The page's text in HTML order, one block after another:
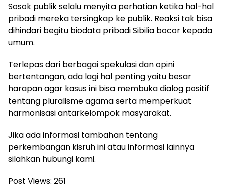
Sosok publik selalu menyita perhatian ketika hal-hal
pribadi mereka tersingkap ke publik. Reaksi tak bisa
dihindari begitu biodata pribadi Sibilia bocor kepada
umum.
Terlepas dari berbagai spekulasi dan opini
bertentangan, ada lagi hal penting yaitu besar
harapan agar kasus ini bisa membuka dialog positif
tentang pluralisme agama serta memperkuat
harmonisasi antarkelompok masyarakat.
Jika ada informasi tambahan tentang
perkembangan kisruh ini atau informasi lainnya
silahkan hubungi kami.
Post Views: 261